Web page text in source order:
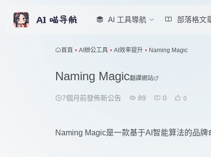
AI 工具導航 部落格文
首頁 • AI辦公工具 • AI效率提升 • Naming Magic
Naming Magic翻譯網站
7個月前發佈新公告 89 0 0
Naming Magic是一款基于AI智能算法的品